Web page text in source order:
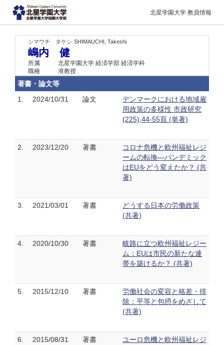
北星学園大学 教員情報
シマウチ タケシ SHIMAUCHI, Takeshi
嶋内 健
所属
北星学園大学 経済学部 経済学科
職種
准教授
著書・論文等
1.
2024/10/31 論文
デンマークにおける地域雇
用政策の多様性 市政研究
(225),44-55頁 (単著)
2. 2023/12/20 著書
コロナ危機と欧州福祉レジ
ームの転換―パンデミック
はEUをどう変えたか？ (共
著)
3. 2021/03/01 著書
どうする日本の労働政策
(共著)
4. 2020/10/30 著書
岐路に立つ欧州福祉レジー
ム：EUは市民の新たな連
帯を築けるか？ (共著)
5. 2015/12/10 著書
労働社会の変容と格差・排
除：平等と包摂をめざして
(共著)
6. 2015/08/31 著書
ユーロ危機と欧州福祉レジ